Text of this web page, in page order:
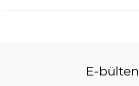
E-bülten